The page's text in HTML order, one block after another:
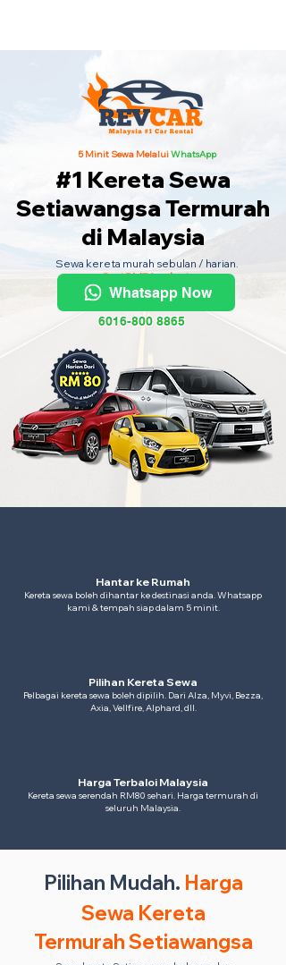
5 Minit Sewa MelaluiWhatsApp
#1 Kereta Sewa
Setiawangsa Termurah
di Malaysia
Sewa kereta murah sebulan / harian.
Dari RM70 sehari.
Whatsapp Now
6016-800 8865
Hantar ke Rumah
Kereta sewa boleh dihantar ke destinasi anda. Whatsapp
kami & tempah siap dalam 5 minit.
Pilihan Kereta Sewa
Pelbagai kereta sewa boleh dipilih. Dari Alza, Myvi, Bezza,
Axia, Vellfire, Alphard, dll.
Harga Terbaloi Malaysia
Kereta sewa serendah RM80 sehari. Harga termurah di
seluruh Malaysia.
Pilihan Mudah. Harga
Sewa Kereta
Termurah Setiawangsa